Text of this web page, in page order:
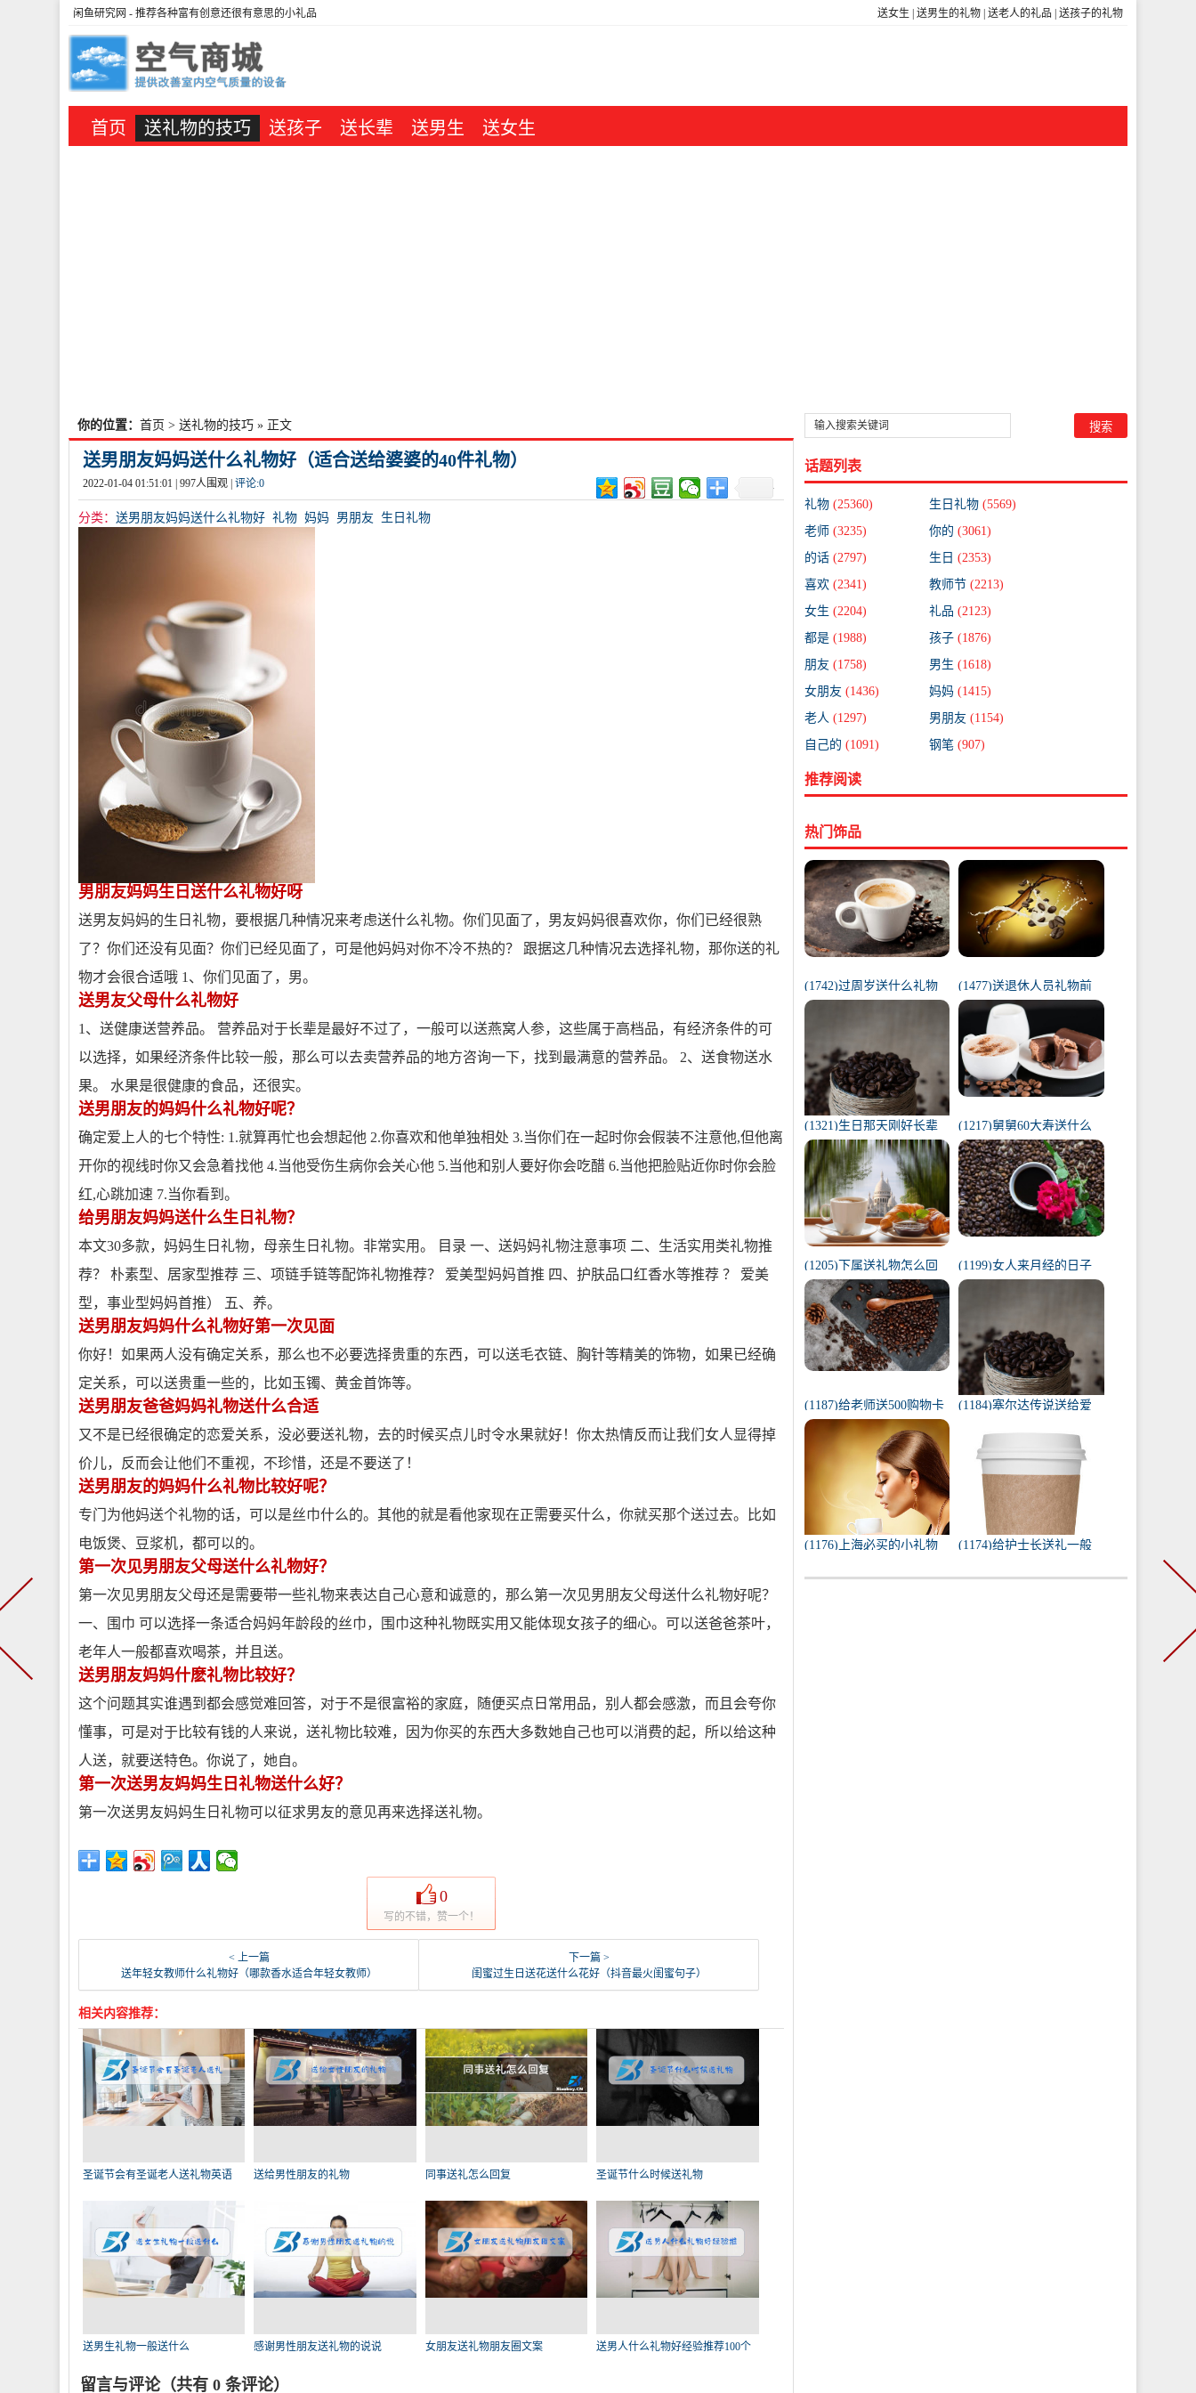
送女生 送男生的礼物 送老人的礼品 送孩子的礼物
闲鱼研究网 - 推荐各种富有创意还很有意思的小礼品
首页 送礼物的技巧 送孩子 送长辈 送男生 送女生
你的位置： 首页 > 送礼物的技巧 » 正文
送男朋友妈妈送什么礼物好（适合送给婆婆的40件礼物）
2022-01-04 01:51:01 | 997人围观 | 评论:0
分类： 送男朋友妈妈送什么礼物好 礼物 妈妈 男朋友 生日礼物
男朋友妈妈生日送什么礼物好呀
送男友妈妈的生日礼物，要根据几种情况来考虑送什么礼物。你们见面了，男友妈妈很喜欢你，你们已经很熟
了？你们还没有见面？你们已经见面了，可是他妈妈对你不冷不热的？ 跟据这几种情况去选择礼物，那你送的礼
物才会很合适哦 1、你们见面了，男。
送男友父母什么礼物好
1、送健康送营养品。 营养品对于长辈是最好不过了，一般可以送燕窝人参，这些属于高档品，有经济条件的可
以选择，如果经济条件比较一般，那么可以去卖营养品的地方咨询一下，找到最满意的营养品。 2、送食物送水
果。 水果是很健康的食品，还很实。
送男朋友的妈妈什么礼物好呢？
确定爱上人的七个特性: 1.就算再忙也会想起他 2.你喜欢和他单独相处 3.当你们在一起时你会假装不注意他,但他离
开你的视线时你又会急着找他 4.当他受伤生病你会关心他 5.当他和别人要好你会吃醋 6.当他把脸贴近你时你会脸
红,心跳加速 7.当你看到。
给男朋友妈妈送什么生日礼物？
本文30多款，妈妈生日礼物，母亲生日礼物。非常实用。 目录 一、送妈妈礼物注意事项 二、生活实用类礼物推
荐？ 朴素型、居家型推荐 三、项链手链等配饰礼物推荐？ 爱美型妈妈首推 四、护肤品口红香水等推荐 ？ 爱美
型，事业型妈妈首推） 五、养。
送男朋友妈妈什么礼物好第一次见面
你好！如果两人没有确定关系，那么也不必要选择贵重的东西，可以送毛衣链、胸针等精美的饰物，如果已经确
定关系，可以送贵重一些的，比如玉镯、黄金首饰等。
送男朋友爸爸妈妈礼物送什么合适
又不是已经很确定的恋爱关系，没必要送礼物，去的时候买点儿时令水果就好！你太热情反而让我们女人显得掉
价儿，反而会让他们不重视，不珍惜，还是不要送了！
送男朋友的妈妈什么礼物比较好呢？
专门为他妈送个礼物的话，可以是丝巾什么的。其他的就是看他家现在正需要买什么，你就买那个送过去。比如
电饭煲、豆浆机，都可以的。
第一次见男朋友父母送什么礼物好？
第一次见男朋友父母还是需要带一些礼物来表达自己心意和诚意的，那么第一次见男朋友父母送什么礼物好呢？
一、围巾 可以选择一条适合妈妈年龄段的丝巾，围巾这种礼物既实用又能体现女孩子的细心。可以送爸爸茶叶，
老年人一般都喜欢喝茶，并且送。
送男朋友妈妈什麽礼物比较好？
这个问题其实谁遇到都会感觉难回答，对于不是很富裕的家庭，随便买点日常用品，别人都会感激，而且会夸你
懂事，可是对于比较有钱的人来说，送礼物比较难，因为你买的东西大多数她自己也可以消费的起，所以给这种
人送，就要送特色。你说了，她自。
第一次送男友妈妈生日礼物送什么好？
第一次送男友妈妈生日礼物可以征求男友的意见再来选择送礼物。
0
写的不错，赞一个！
< 上一篇
送年轻女教师什么礼物好（哪款香水适合年轻女教师）
下一篇 >
闺蜜过生日送花送什么花好（抖音最火闺蜜句子）
相关内容推荐：
圣诞节会有圣诞老人送礼物英语 送给男性朋友的礼物 同事送礼怎么回复 圣诞节什么时候送礼物
送男生礼物一般送什么 感谢男性朋友送礼物的说说 女朋友送礼物朋友圈文案 送男人什么礼物好经验推荐100个
留言与评论（共有 0 条评论）
话题列表
礼物 (25360) 生日礼物 (5569)
老师 (3235) 你的 (3061)
的话 (2797) 生日 (2353)
喜欢 (2341) 教师节 (2213)
女生 (2204) 礼品 (2123)
都是 (1988) 孩子 (1876)
朋友 (1758) 男生 (1618)
女朋友 (1436) 妈妈 (1415)
老人 (1297) 男朋友 (1154)
自己的 (1091) 钢笔 (907)
推荐阅读
热门饰品
(1742)过周岁送什么礼物
好（1岁宝宝礼物排行榜）
(1477)送退休人员礼物前
十件排名（工会退休纪念
品范围）
(1321)生日那天刚好长辈
去世（父亲在我生日去世
意味着）
(1217)舅舅60大寿送什么
礼物（舅舅60岁十大最佳
礼物排行榜）
(1205)下属送礼物怎么回
复（下属给我送礼我该如
何回复）
(1199)女人来月经的日子
代表什么（1一31日月经代
(1187)给老师送500购物卡
少吗（给老师送500还是
1000）
(1184)塞尔达传说送给爱
任务100只蚱蜢）
(1176)上海必买的小礼物
(1174)给护士长送礼一般
实用的东西）